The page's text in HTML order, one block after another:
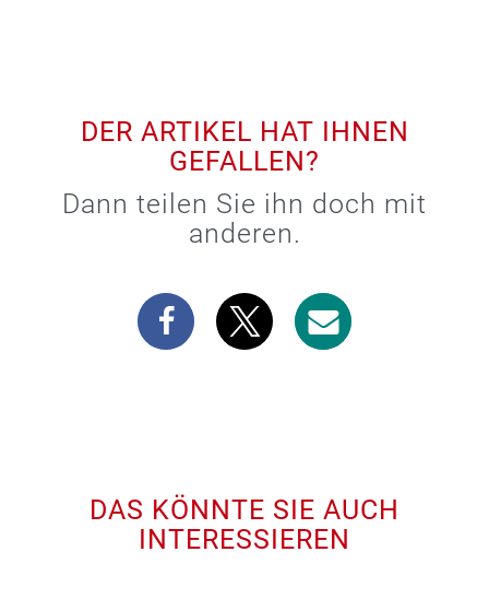
DER ARTIKEL HAT IHNEN
GEFALLEN?
Dann teilen Sie ihn doch mit
anderen.
DAS KÖNNTE SIE AUCH
INTERESSIEREN